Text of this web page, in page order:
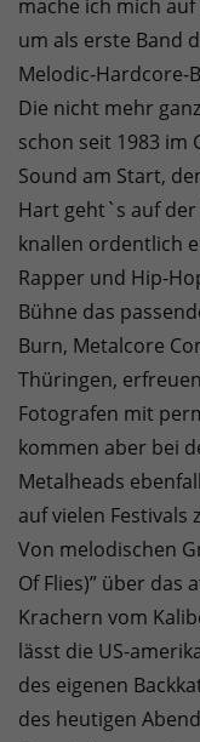
mache ich mich
um als erste Band
Melodic-Hardcore-
Die nicht mehr
schon seit 1983 im
Sound am Start,
Hart geht`s auf der
knallen ordentlich
Rapper und Hip-
Bühne das
Burn, Metalcore
Thüringen,
Fotografen mit
kommen aber bei
Metalheads
auf vielen Festivals
Von melodischen
Of Flies)” über das
Krachern vom
lässt die US-
des eigenen
des heutigen